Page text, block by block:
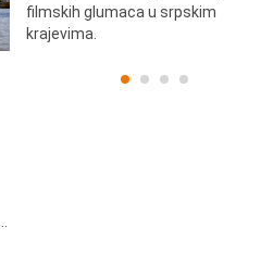
filmskih glumaca u srpskim
krajevima.